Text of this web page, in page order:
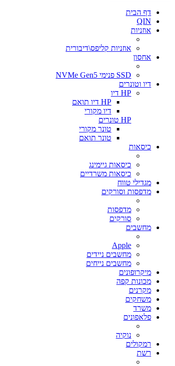
דף הבית
QIN
אוזניות
אוזניות קליפס\דיבורית
אחסון
SSD פנימי NVMe Gen5
דיו וטונרים
HP דיו
HP דיו תואם
דיו מקורי
HP טונרים
טונר מקורי
טונר תואם
כיסאות
כיסאות גיימינג
כיסאות משרדיים
מגדילי טווח
מדפסות וסורקים
מדפסות
סורקים
מחשבים
Apple
מחשבים ניידים
מחשבים נייחים
מיקרופונים
מכונות קפה
מקרנים
משחקים
משרד
פלאפונים
נוקיה
רמקולים
רשת